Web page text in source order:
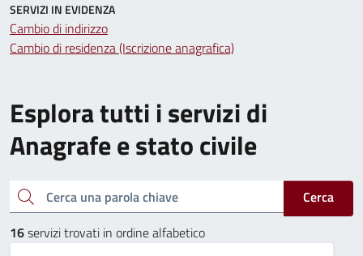
Esplora tutti i servizi di
Anagrafe e stato civile
Cerca una parola chiave
Cerca
16servizi trovati in ordine alfabetico
SERVIZI IN EVIDENZA
Cambio di indirizzo
Cambio di residenza (Iscrizione anagrafica)